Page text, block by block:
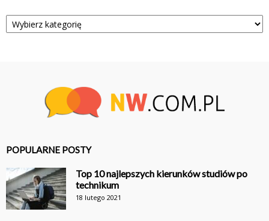
Kategorie
POPULARNE POSTY
Top 10 najlepszych kierunków studiów po
technikum
18 lutego 2021